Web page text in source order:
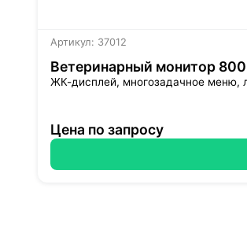
Артикул: 37012
Ветеринарный монитор
ЖК-дисплей, многозадачное меню,
Цена по запросу